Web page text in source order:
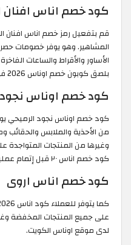
كود خصم اناس افنان
قم بتفعيل رمز خصم اناس افنان
المشاهير. وهو يوفر خصومات
الأساور والأقراط والساعات
بلصق كوبون خصم اوناس 2026 في المكان المخصص له.
كود خصم اوناس
كود خصم اوناس نجود الرميحي
من الأحذية والملابس والحقائب
كود خصم اناس ٢٠ قبل إتمام عملية الشراء.
كود خصم اناس اروى
على جميع المنتجات المخفضة
لدى موقع اوناس الكويت.